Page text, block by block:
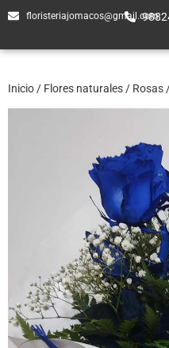
floristeriajomacos@gmail.com
Inicio / Flores naturales / Rosas